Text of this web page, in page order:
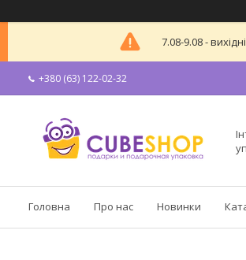
7.08-9.08 -
+380 (63) 122-02-32
Головна Про нас Новинки